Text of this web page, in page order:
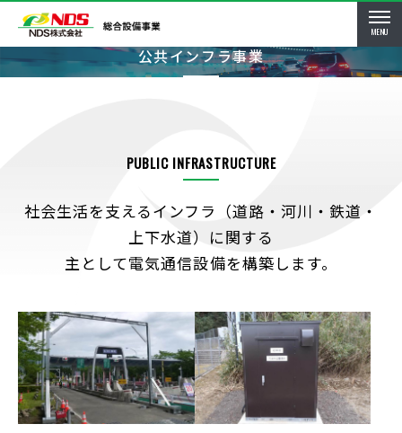
MENU
公共インフラ事業
PUBLIC INFRASTRUCTURE
社会生活を支えるインフラ（道路・河川・鉄道・
上下水道）に関する
主として電気通信設備を構築します。